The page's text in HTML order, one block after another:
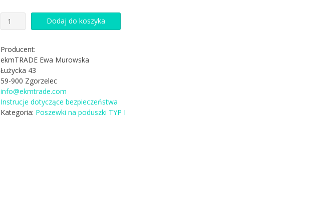
ilość
dodatkowa
na
poduszkę
TYP
I
170
CM
W43
Dodaj do koszyka
Producent:
ekmTRADE Ewa Murowska
Łużycka 43
59-900 Zgorzelec
info@ekmtrade.com
Instrucje dotyczące bezpieczeństwa
Kategoria: Poszewki na poduszki TYP I